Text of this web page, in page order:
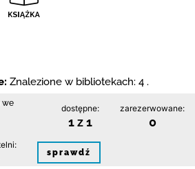
Znalezione w bibliotekach: 4 .
we
dostępne:
1 z 1
zarezerwowane:
0
sprawdź